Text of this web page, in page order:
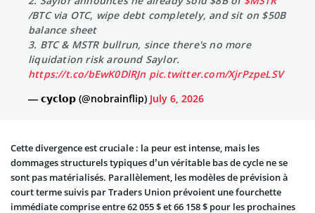
/BTC via OTC, wipe debt completely, and sit on $50B
balance sheet
3. BTC & MSTR bullrun, since there's no more
liquidation risk around Saylor.
https://t.co/bEwK0DlRJn pic.twitter.com/XjrPzpeLSV
— 𝗰𝘆𝗰𝗹𝗼𝗽 (@nobrainflip) July 6, 2026
Cette divergence est cruciale : la peur est intense, mais les
dommages structurels typiques d’un véritable bas de cycle ne se
sont pas matérialisés. Parallèlement, les modèles de prévision à
court terme suivis par Traders Union prévoient une fourchette
immédiate comprise entre 62 055 $ et 66 158 $ pour les prochaines